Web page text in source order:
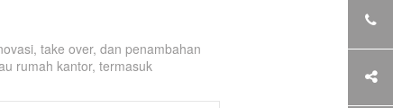
take over, dan penambahan
rumah kantor, termasuk